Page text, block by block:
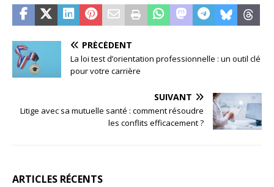
PRÉCÉDENT
La loi test d’orientation professionnelle : un outil clé
pour votre carrière
SUIVANT
Litige avec sa mutuelle santé : comment résoudre
les conflits efficacement ?
ARTICLES RÉCENTS